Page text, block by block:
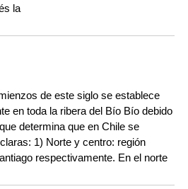
la
de este siglo se establece
en toda la ribera del Bío Bío debido
determina que en Chile se
1) Norte y centro: región
respectivamente. En el norte